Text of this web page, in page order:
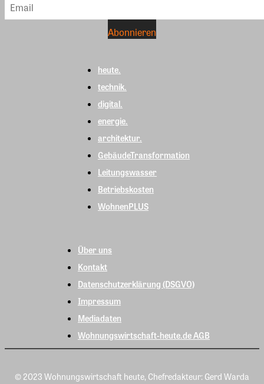
heute.
technik.
digital.
energie.
architektur.
GebäudeTransformation
Leitungswasser
Betriebskosten
WohnenPLUS
Über uns
Kontakt
Datenschutzerklärung (DSGVO)
Impressum
Mediadaten
Wohnungswirtschaft-heute.de AGB
© 2023 Wohnungswirtschaft heute, Chefredakteur: Gerd Warda